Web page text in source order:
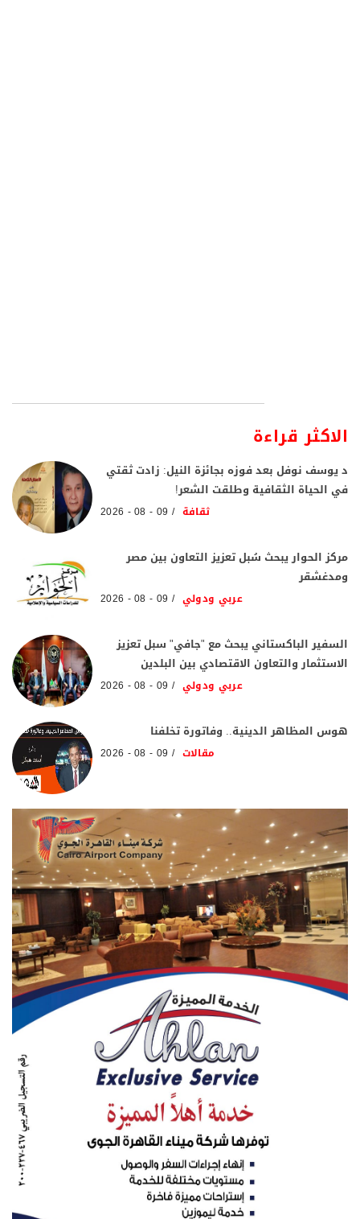
الاكثر قراءة
د يوسف نوفل بعد فوزه بجائزة النيل: زادت ثقتي
في الحياة الثقافية وطلقت الشعر!
ثقافة 09 - 08 - 2026
مركز الحوار يبحث سُبل تعزيز التعاون بين مصر
ومدغشقر
عربي ودولي 09 - 08 - 2026
السفير الباكستاني يبحث مع "جافي" سبل تعزيز
الاستثمار والتعاون الاقتصادي بين البلدين
عربي ودولي 09 - 08 - 2026
هوس المظاهر الدينية.. وفاتورة تخلفنا
مقالات 09 - 08 - 2026